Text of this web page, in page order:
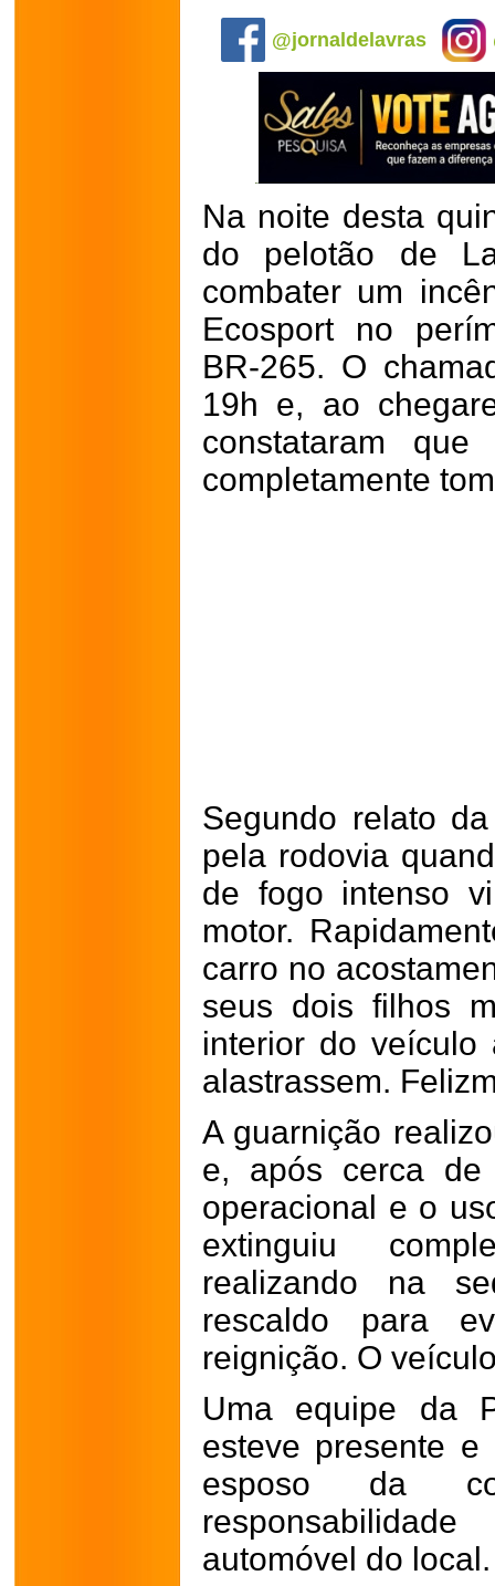
@jornaldelavras
Na noite desta
do pelotão de
combater um
Ecosport no
BR-265. O
19h e, ao
constataram
completamente
Segundo relato
pela rodovia
de fogo intenso
motor.
carro no
seus dois filhos
interior do
alastrassem.
A guarnição
e, após cerca
operacional e o
extinguiu
realizando na
rescaldo para
reignição. O
Uma equipe da
esteve presente
esposo da
automóvel do local.